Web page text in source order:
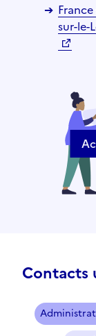
sur-le-
Contacts